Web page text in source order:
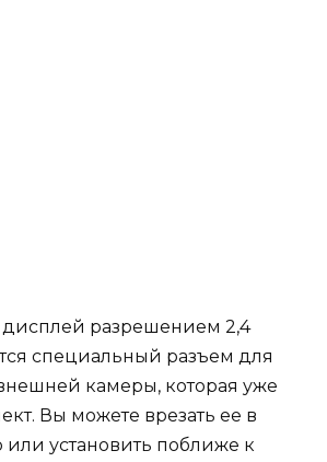
дисплей разрешением 2,4
специальный разъем для
камеры, которая уже
Вы можете врезать ее в
установить поближе к